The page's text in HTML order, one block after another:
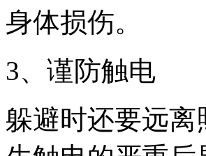
身体损伤。
3、谨防触电
躲避时还要远